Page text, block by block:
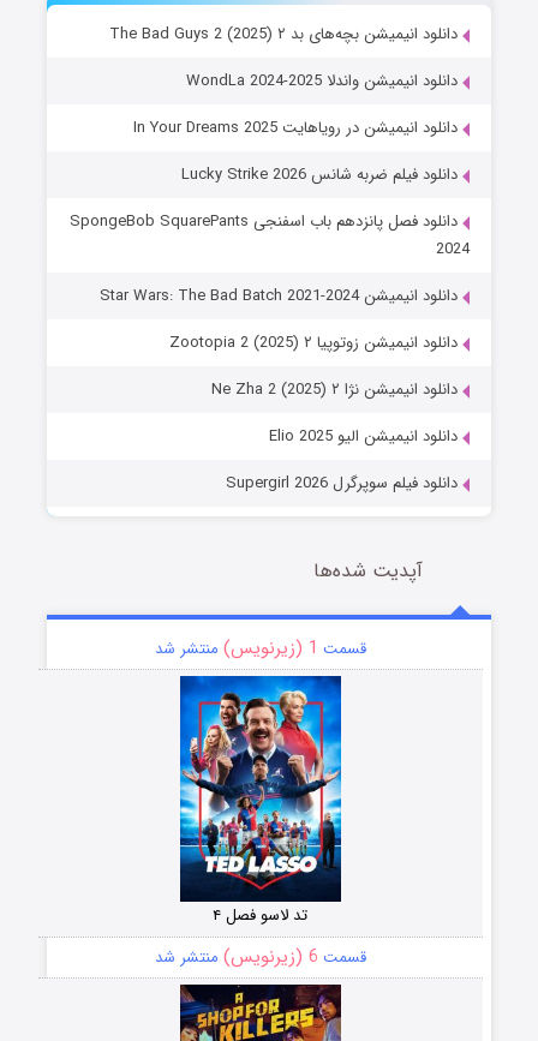
دانلود انیمیشن بچه‌های بد ۲ The Bad Guys 2 (2025)
دانلود انیمیشن واندلا WondLa 2024-2025
دانلود انیمیشن در رویاهایت In Your Dreams 2025
دانلود فیلم ضربه شانس Lucky Strike 2026
دانلود فصل پانزدهم باب اسفنجی SpongeBob SquarePants
2024
دانلود انیمیشن Star Wars: The Bad Batch 2021-2024
دانلود انیمیشن زوتوپیا ۲ Zootopia 2 (2025)
دانلود انیمیشن نژا ۲ Ne Zha 2 (2025)
دانلود انیمیشن الیو Elio 2025
دانلود فیلم سوپرگرل Supergirl 2026
آپدیت شده‌ها
قسمت 1 (زیرنویس) منتشر شد
تد لاسو فصل ۴
قسمت 6 (زیرنویس) منتشر شد